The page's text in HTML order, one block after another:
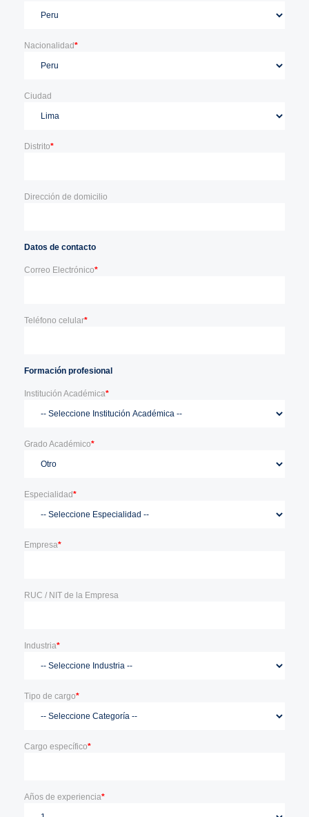
Nacionalidad*
Ciudad
Distrito*
Dirección de domicilio
Datos de contacto
Correo Electrónico*
Teléfono celular*
Formación profesional
Institución Académica*
Grado Académico*
Especialidad*
Empresa*
RUC / NIT de la Empresa
Industria*
Tipo de cargo*
Cargo específico*
Años de experiencia*